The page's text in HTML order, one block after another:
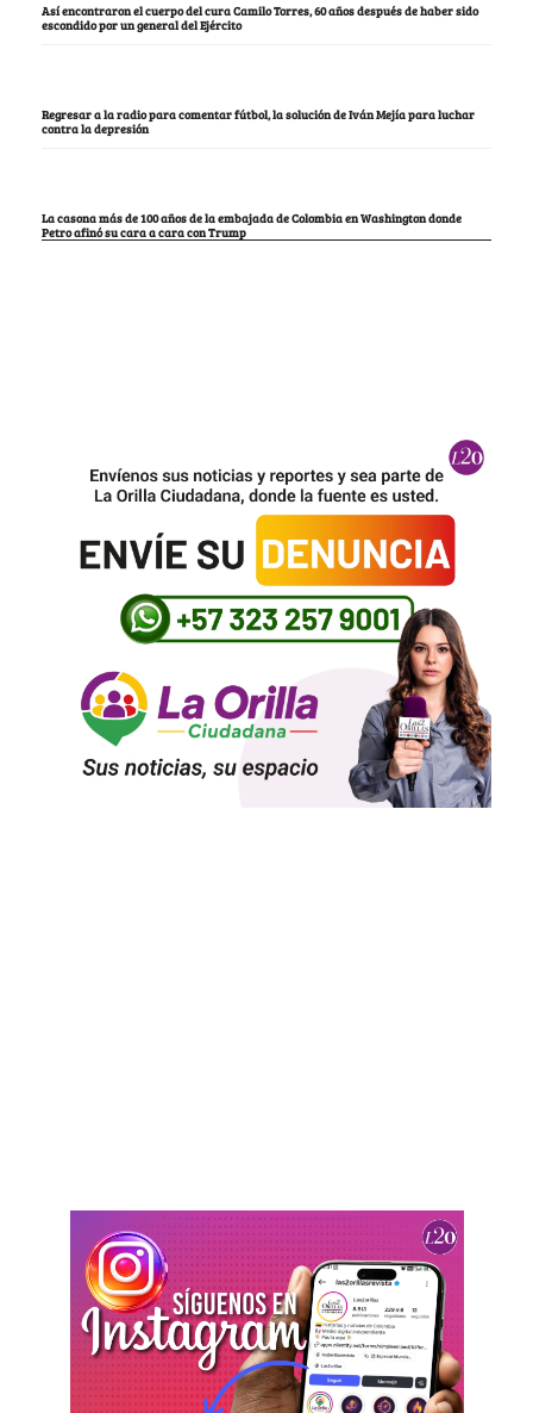
Así encontraron el cuerpo del cura Camilo Torres, 60 años después de haber sido
escondido por un general del Ejército
Regresar a la radio para comentar fútbol, la solución de Iván Mejía para luchar
contra la depresión
La casona más de 100 años de la embajada de Colombia en Washington donde
Petro afinó su cara a cara con Trump